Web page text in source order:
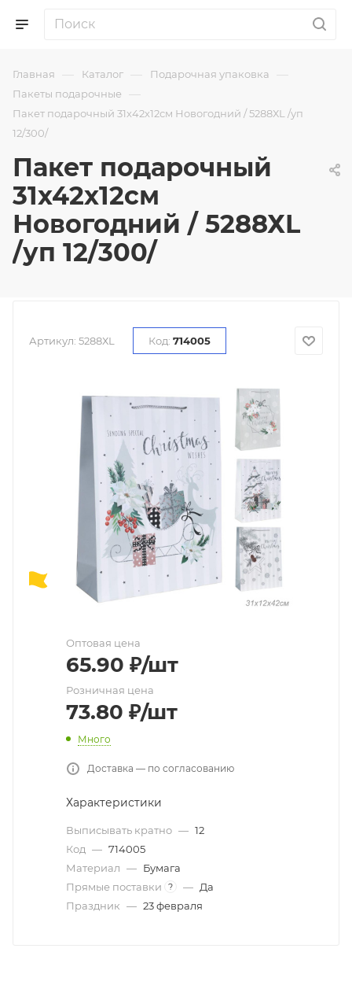
Главная — Каталог — Подарочная упаковка —
Пакеты подарочные —
Пакет подарочный 31х42х12см Новогодний / 5288ХL /уп
12/300/
Пакет подарочный
31х42х12см
Новогодний / 5288ХL
/уп 12/300/
Артикул: 5288ХL Код: 714005
Оптовая цена
65.90 ₽/шт
Розничная цена
73.80 ₽/шт
Много
Доставка — по согласованию
Характеристики
Выписывать кратно — 12
Код — 714005
Материал — Бумага
Прямые поставки
? — Да
Праздник — 23 февраля